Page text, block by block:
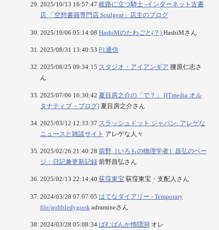
2025/10/13 16:57:47 岐路に立つ騎士 -インターネット古書
店 「空想書籍専門店 Soulgear」店主のブログ
2025/10/06 05:14:08 HashiMのたわごと(？) HashiMさん
2025/08/31 13:40:53 F1通信
2025/08/25 09:34:15 スタジオ・アイアンギア 腰原仁志さ
ん
2025/07/06 16:30:42 夏目房之介の「で？」 [ITmedia オル
タナティブ・ブログ] 夏目房之介さん
2025/03/12 12:33:37 スラッシュドット ジャパン: アレゲな
ニュースと雑談サイト アレゲな人々
2025/02/26 21:40:28 前野［いろもの物理学者］昌弘のペー
ジ：日記兼更新記録 前野昌弘さん
2025/02/13 22:14:40 荻窪東宝 荻窪東宝・支配人さん
2024/03/28 07:07:05 はてなダイアリー - Temporary
file/gobbledygook adramineさん
2024/03/28 05:08:34 ばむばんか惰隠洞 オレ